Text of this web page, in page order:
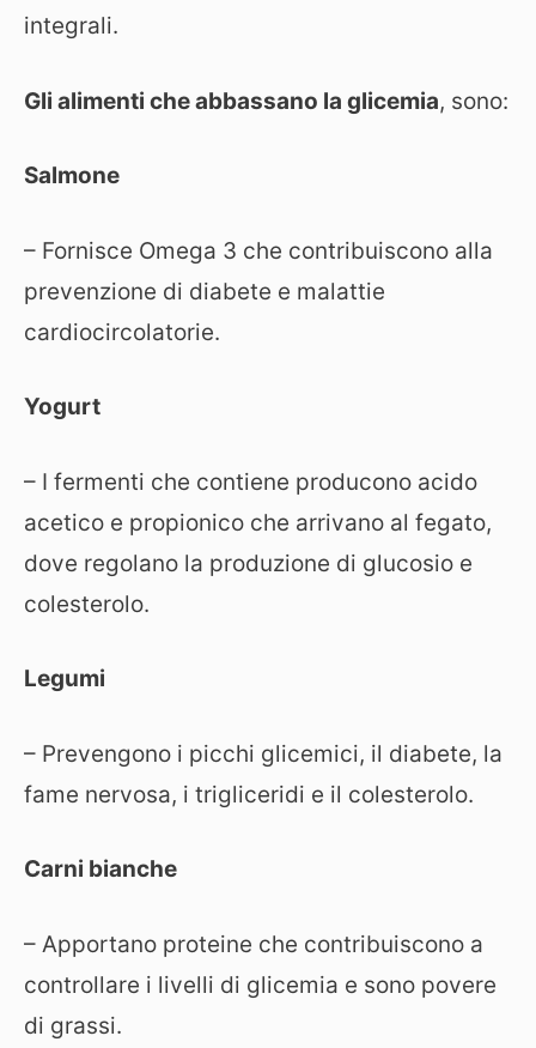
integrali.
Gli alimenti che abbassano la glicemia, sono:
Salmone
– Fornisce Omega 3 che contribuiscono alla
prevenzione di diabete e malattie
cardiocircolatorie.
Yogurt
– I fermenti che contiene producono acido
acetico e propionico che arrivano al fegato,
dove regolano la produzione di glucosio e
colesterolo.
Legumi
– Prevengono i picchi glicemici, il diabete, la
fame nervosa, i trigliceridi e il colesterolo.
Carni bianche
– Apportano proteine che contribuiscono a
controllare i livelli di glicemia e sono povere
di grassi.